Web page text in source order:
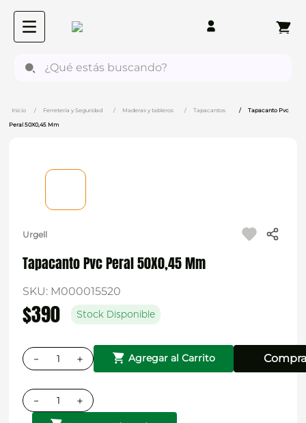
Ferretería y Seguridad Maderas y tableros Tapacantos Tapacanto Pvc
Peral 50X0,45 Mm
Urgell
Tapacanto Pvc Peral 50X0,45 Mm
SKU: M000015520
$390 Stock Disponible
＋
－ Agregar al Carrito
＋
－